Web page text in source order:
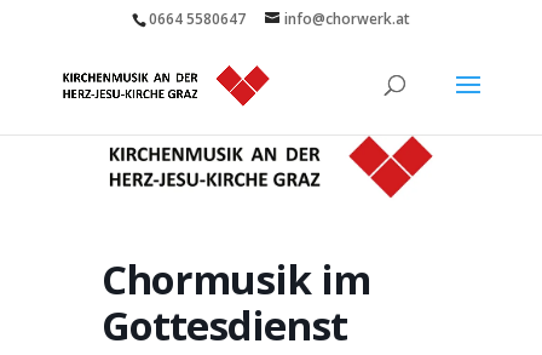
0664 5580647 info@chorwerk.at
Chormusik im
Gottesdienst